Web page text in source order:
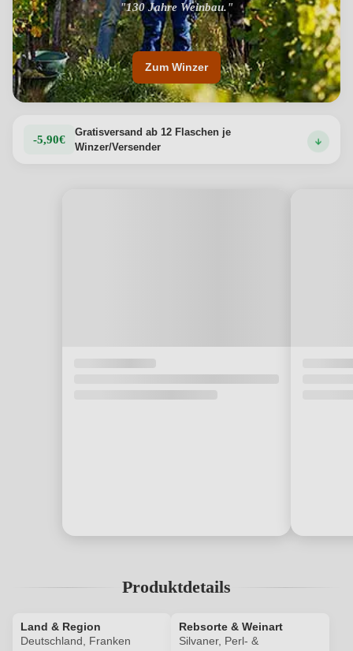
"130 Jahre Weinbau."
Zum Winzer
-5,90€
Gratisversand ab 12 Flaschen je
Winzer/Versender
Produktdetails
Land & Region
Deutschland, Franken
Rebsorte & Weinart
Silvaner, Perl- &